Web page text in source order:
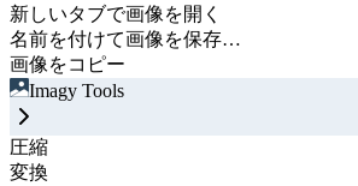
新しいタブで画像を開く
名前を付けて画像を保存…
画像をコピー
Imagy Tools
圧縮
変換